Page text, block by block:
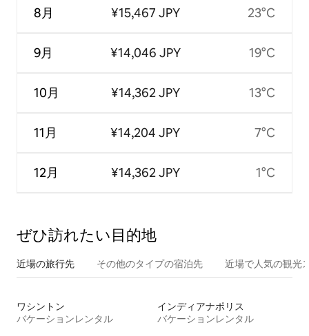
8月
9月
10月
11月
12月
¥15,467 JPY
¥14,046 JPY
¥14,362 JPY
¥14,204 JPY
¥14,362 JPY
23°C
19°C
13°C
7°C
1°C
ぜひ訪⁠れ⁠た⁠い目⁠的⁠地
近場の旅行先 その他のタ⁠イ⁠プ⁠の宿⁠泊⁠先 近場で人気の観光
ワシントン
バケーションレンタル
インディアナポリス
バケーションレンタル